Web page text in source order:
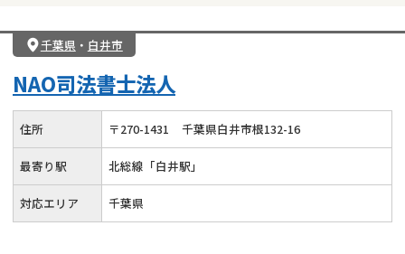
千葉県 ・ 白井市
NAO司法書士法人
住所 〒270-1431 千葉県白井市根132-16
最寄り駅 北総線「白井駅」
対応エリア 千葉県